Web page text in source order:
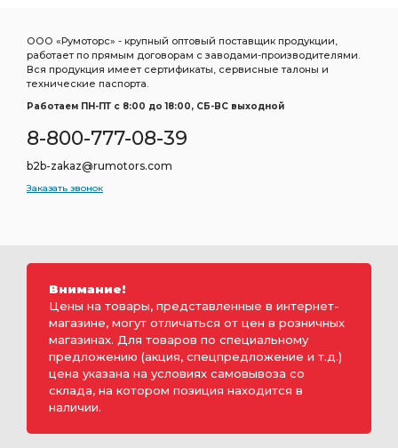
ООО «Румоторс» - крупный оптовый поставщик продукции,
работает по прямым договорам с заводами-производителями.
Вся продукция имеет сертификаты, сервисные талоны и
технические паспорта.
Работаем ПН-ПТ c 8:00 до 18:00, СБ-ВС выходной
8-800-777-08-39
b2b-zakaz@rumotors.com
Заказать звонок
Внимание!
Цены на товары, представленные в интернет-
магазине, могут отличаться от цен в розничных
магазинах. Для товаров по специальному
предложению (акция, спецпредложение и т.д.)
цена указана на условиях самовывоза со
склада, на котором позиция находится в
наличии.